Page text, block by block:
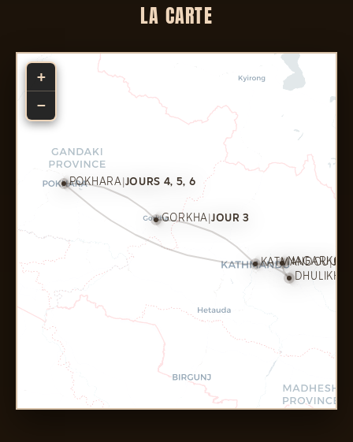
LA CARTE
KATMANDOU|
GORKHA|JOUR 3
POKHARA|JOURS 4, 5, 6
NAGARKOT
DHULIKHEL
+
−